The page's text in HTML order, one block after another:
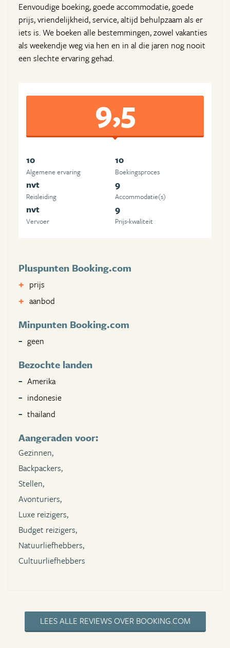
Eenvoudige boeking, goede accommodatie, goede
prijs, vriendelijkheid, service, altijd behulpzaam als er
iets is. We boeken alle bestemmingen, zowel vakanties
als weekendje weg via hen en in al die jaren nog nooit
een slechte ervaring gehad.
9,5
10
Algemene ervaring
10
Boekingsproces
nvt
Reisleiding
9
Accommodatie(s)
nvt
Vervoer
9
Prijs-kwaliteit
Pluspunten Booking.com
prijs
aanbod
Minpunten Booking.com
geen
Bezochte landen
Amerika
indonesie
thailand
Aangeraden voor:
Gezinnen,
Backpackers,
Stellen,
Avonturiers,
Luxe reizigers,
Budget reizigers,
Natuurliefhebbers,
Cultuurliefhebbers
LEES ALLE REVIEWS OVER BOOKING.COM